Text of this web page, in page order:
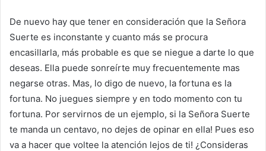
De nuevo hay que tener en consideración que la Señora
Suerte es inconstante y cuanto más se procura
encasillarla, más probable es que se niegue a darte lo que
deseas. Ella puede sonreírte muy frecuentemente mas
negarse otras. Mas, lo digo de nuevo, la fortuna es la
fortuna. No juegues siempre y en todo momento con tu
fortuna. Por servirnos de un ejemplo, si la Señora Suerte
te manda un centavo, no dejes de opinar en ella! Pues eso
va a hacer que voltee la atención lejos de ti! ¿Consideras